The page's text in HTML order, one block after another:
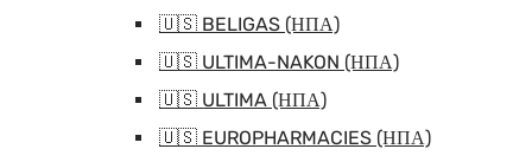
🇺🇸 BELIGAS (ΗΠΑ)
🇺🇸 ULTIMA-NAKON (ΗΠΑ)
🇺🇸 ULTIMA (ΗΠΑ)
🇺🇸 EUROPHARMACIES (ΗΠΑ)